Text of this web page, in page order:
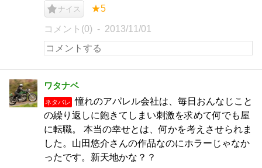
ナイス ★5
コメント(0) 2013/11/01
ワタナベ
ネタバレ
憧れのアパレル会社は、毎日おんなじこと
の繰り返しに飽きてしまい刺激を求めて何でも屋
に転職。 本当の幸せとは、何かを考えさせられま
した。山田悠介さんの作品なのにホラーじゃなか
ったです。新天地かな？？